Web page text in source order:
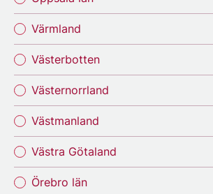
Värmland
Västerbotten
Västernorrland
Västmanland
Västra Götaland
Örebro län